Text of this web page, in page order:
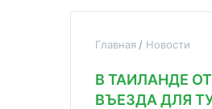
Главная Новости
В ТАИЛАНДЕ
ВЪЕЗДА ДЛЯ